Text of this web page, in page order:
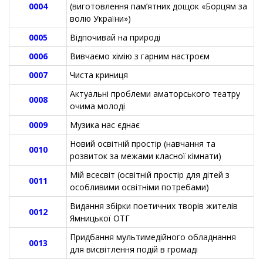
0004
(виготовлення пам’ятних дощок «Борцям за
волю України»)
0005
Відпочивай на природі
0006
Вивчаємо хімію з гарним настроєм
0007
Чиста криниця
0008
Актуальні проблеми аматорського театру
очима молоді
0009
Музика нас єднає
0010
Новий освітній простір (навчання та
розвиток за межами класної кімнати)
0011
Мій всесвіт (освітній простір для дітей з
особливими освітніми потребами)
0012
Видання збірки поетичних творів жителів
Ямницької ОТГ
0013
Придбання мультимедійного обладнання
для висвітлення подій в громаді